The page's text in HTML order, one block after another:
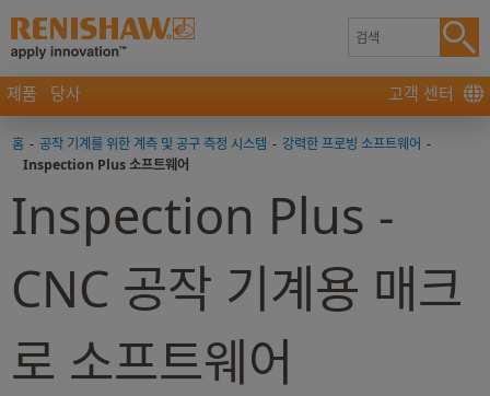
제품 당사 고객 센터
홈 - 공작 기계를 위한 계측 및 공구 측정 시스템 - 강력한 프로빙 소프트웨어 -
Inspection Plus 소프트웨어
Inspection Plus -
CNC 공작 기계용 매크
로 소프트웨어